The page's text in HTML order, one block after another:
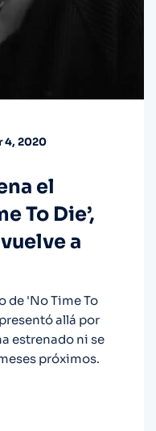
4, 2020
el
To Die’,
a
de 'No Time To
allá por
estrenado ni se
próximos.